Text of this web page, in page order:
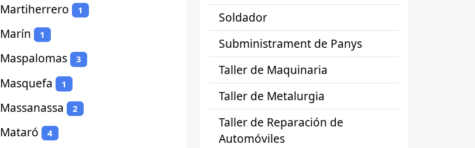
Martiherrero 1
Marín 1
Maspalomas 3
Masquefa 1
Massanassa 2
Mataró 4
Soldador
Subministrament de Panys
Taller de Maquinaria
Taller de Metalurgia
Taller de Reparación de
Automóviles